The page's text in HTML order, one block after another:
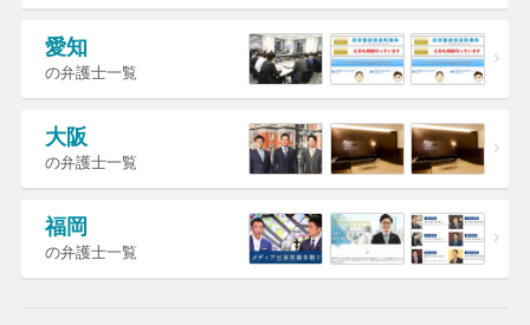
愛知
の弁護士一覧
大阪
の弁護士一覧
福岡
の弁護士一覧